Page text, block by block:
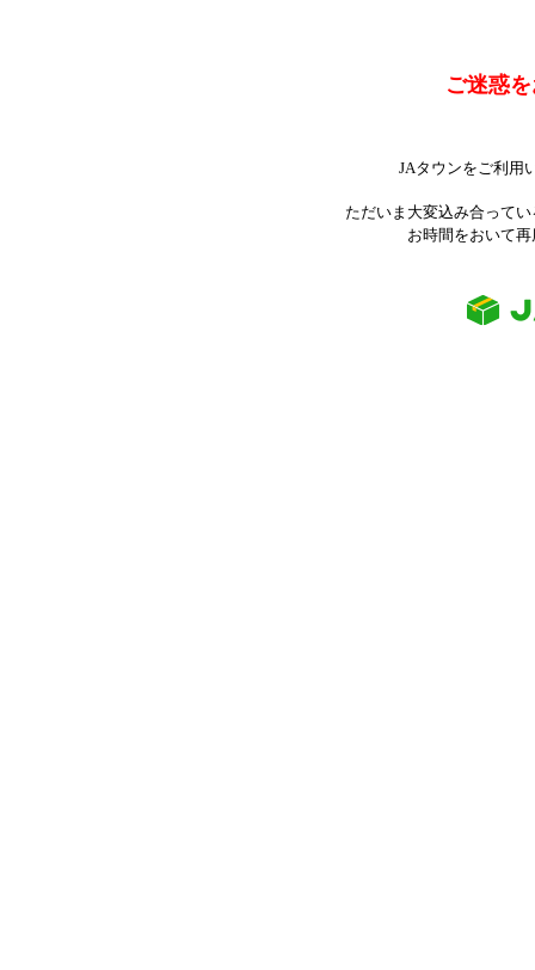
ご迷惑
JAタウンをご利用
ただいま大変込み合って
お時間をおいて